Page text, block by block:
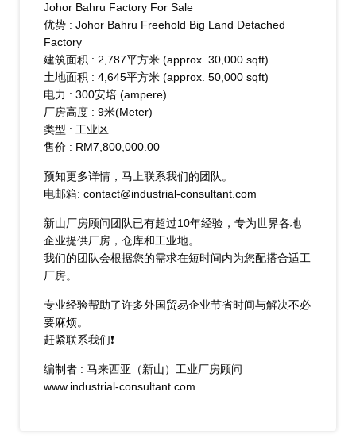
Johor Bahru Factory For Sale
优势 : Johor Bahru Freehold Big Land Detached
Factory
建筑面积 : 2,787平方米 (approx. 30,000 sqft)
土地面积 : 4,645平方米 (approx. 50,000 sqft)
电力 : 300安培 (ampere)
厂房高度 : 9米(Meter)
类型 : 工业区
​售价 : RM7,800,000.00
预知更多详情，马上联系我们的团队。
电邮箱: contact@industrial-consultant.com
新山厂房顾问团队已有超过10年经验，专为世界各地
企业提供厂房，仓库和工业地。
我们的团队会根据您的需求在短时间内为您配搭合适工
厂房。
专业经验帮助了许多外国贸易企业节省时间与解决不必
要麻烦。
赶紧联系我们❗
编制者 : 马来西亚（新山）工业厂房顾问
www.industrial-consultant.com